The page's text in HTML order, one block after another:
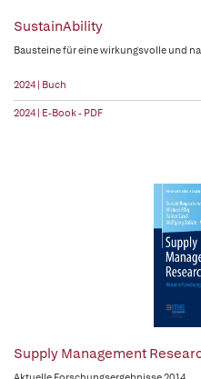
SustainAbility
Bausteine für eine wirkungsvolle und
2024 | Buch
2024 | E-Book - PDF
Supply Management